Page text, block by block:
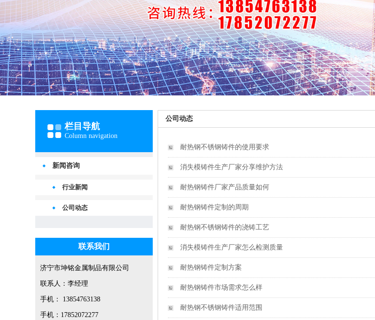
栏目导航
Column navigation
新闻咨询
行业新闻
公司动态
联系我们
济宁市坤铭金属制品有限公司
联系人：李经理
手机： 13854763138
手机：17852072277
公司动态
耐热钢不锈钢铸件的使用要求
消失模铸件生产厂家分享维护方法
耐热钢铸件厂家产品质量如何
耐热钢铸件定制的周期
耐热钢不锈钢铸件的浇铸工艺
消失模铸件生产厂家怎么检测质量
耐热钢铸件定制方案
耐热钢铸件市场需求怎么样
耐热钢不锈钢铸件适用范围